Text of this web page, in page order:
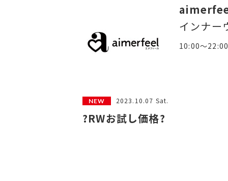
インナー
10:00～
2023.10.07 Sat.
?RWお試し価格?